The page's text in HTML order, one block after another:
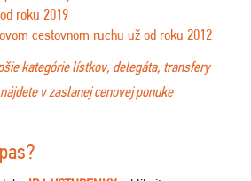
roku 2019
cestovnom ruchu už od roku 2012
kategórie lístkov, delegáta, transfery
v zaslanej cenovej ponuke